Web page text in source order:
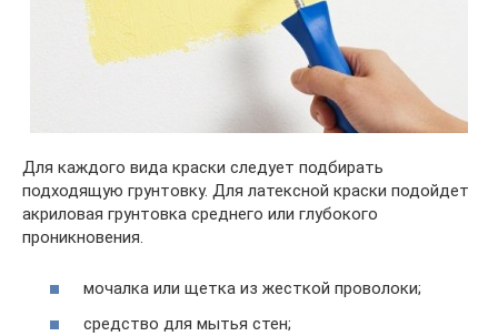
Для каждого вида краски следует подбирать
подходящую грунтовку. Для латексной краски подойдет
акриловая грунтовка среднего или глубокого
проникновения.
мочалка или щетка из жесткой проволоки;
средство для мытья стен;